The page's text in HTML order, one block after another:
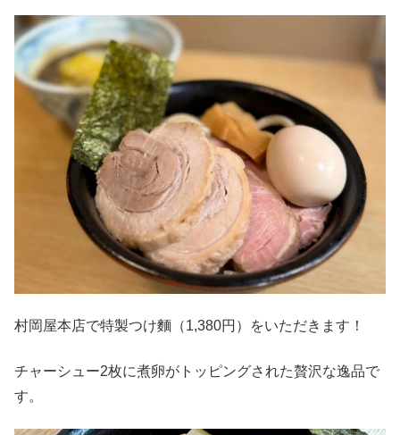
村岡屋本店で特製つけ麵（1,380円）をいただきます！
チャーシュー2枚に煮卵がトッピングされた贅沢な逸品で
す。